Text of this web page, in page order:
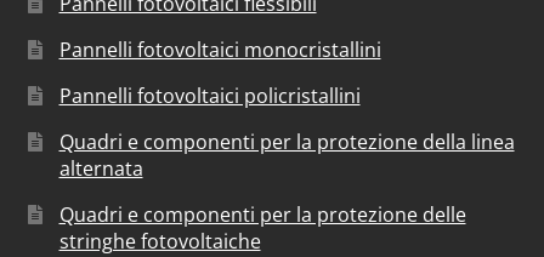
Pannelli fotovoltaici monocristallini
Pannelli fotovoltaici policristallini
Quadri e componenti per la protezione della linea
alternata
Quadri e componenti per la protezione delle
stringhe fotovoltaiche